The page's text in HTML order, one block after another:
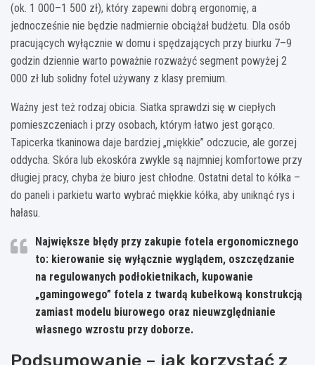
(ok. 1 000–1 500 zł), który zapewni dobrą ergonomię, a
jednocześnie nie będzie nadmiernie obciążał budżetu. Dla osób
pracujących wyłącznie w domu i spędzających przy biurku 7–9
godzin dziennie warto poważnie rozważyć segment powyżej 2
000 zł lub solidny fotel używany z klasy premium.
Ważny jest też rodzaj obicia. Siatka sprawdzi się w ciepłych
pomieszczeniach i przy osobach, którym łatwo jest gorąco.
Tapicerka tkaninowa daje bardziej „miękkie” odczucie, ale gorzej
oddycha. Skóra lub ekoskóra zwykle są najmniej komfortowe przy
długiej pracy, chyba że biuro jest chłodne. Ostatni detal to kółka –
do paneli i parkietu warto wybrać miękkie kółka, aby uniknąć rys i
hałasu.
Największe błędy przy zakupie fotela ergonomicznego
to: kierowanie się wyłącznie wyglądem, oszczędzanie
na regulowanych podłokietnikach, kupowanie
„gamingowego” fotela z twardą kubełkową konstrukcją
zamiast modelu biurowego oraz nieuwzględnianie
własnego wzrostu przy doborze.
Podsumowanie – jak korzystać z